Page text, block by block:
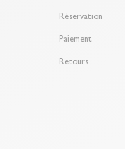
Réservation
Paiement
Retours